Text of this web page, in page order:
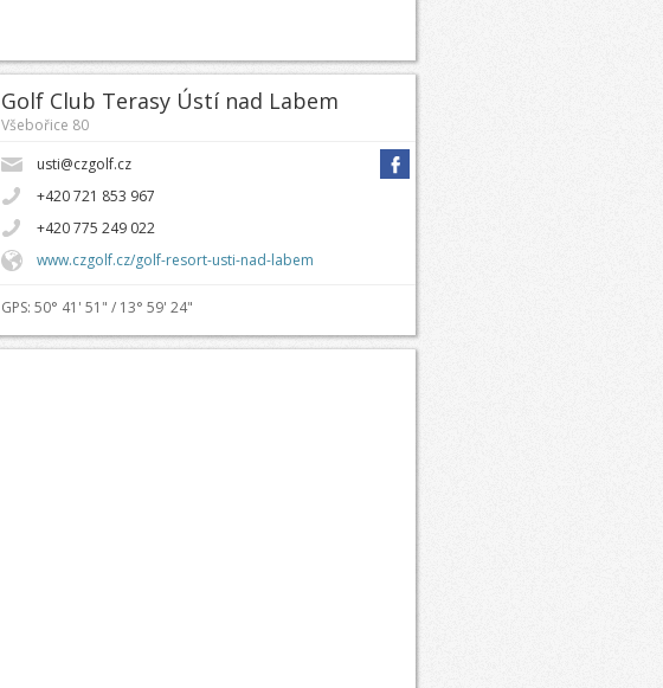
Golf Club Terasy Ústí nad Labem
Všebořice 80
usti@czgolf.cz
+420 721 853 967
+420 775 249 022
www.czgolf.cz/golf-resort-usti-nad-labem
GPS: 50° 41' 51" / 13° 59' 24"